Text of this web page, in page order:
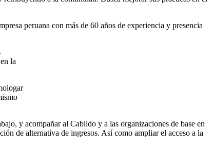
peruana con más de 60 años de experiencia y presencia
la
y acompañar al Cabildo y a las organizaciones de base en
de alternativa de ingresos. Así como ampliar el acceso a la